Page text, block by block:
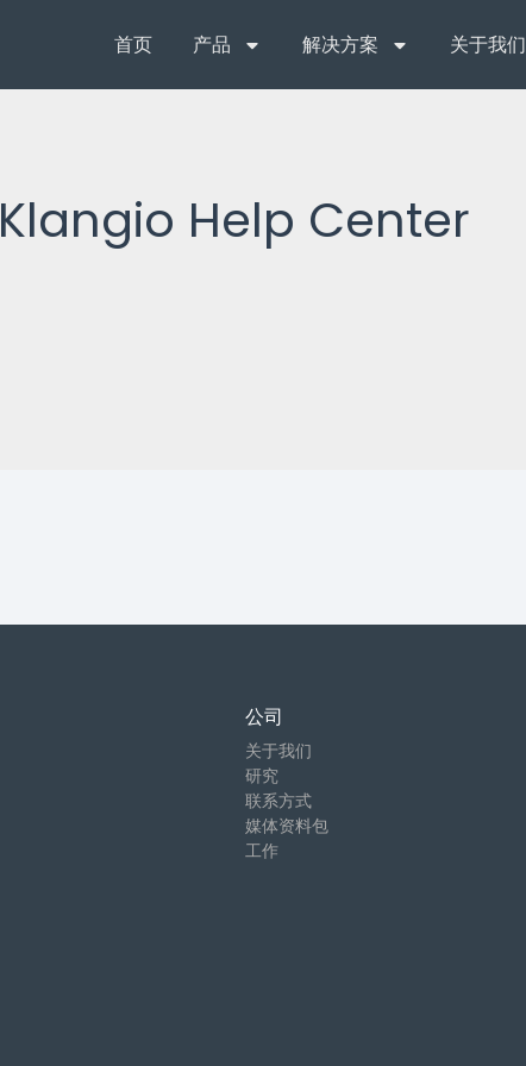
首页 产品 解决方案 关于我们
Klangio Help Center
公司
关于我们
研究
联系方式
媒体资料包
工作